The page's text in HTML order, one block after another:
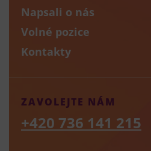
Napsali o nás
Volné pozice
Kontakty
ZAVOLEJTE NÁM
+420 736 141 215